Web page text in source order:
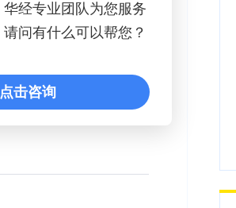
华经专业团队为您服务
请问有什么可以帮您？
点击咨询